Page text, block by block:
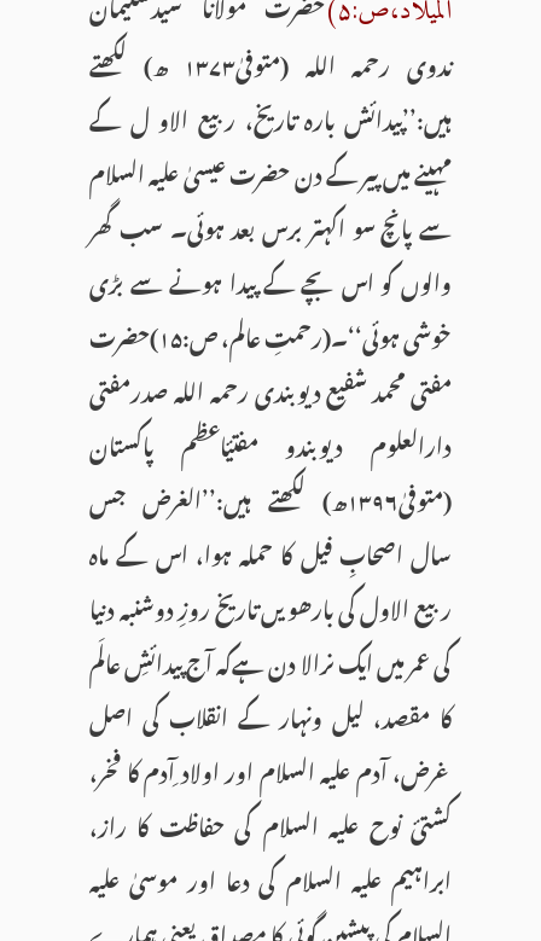
المیلاد،ص:۵)
ندوی رحمہ اللہ (متوفیٰ۱۳۷۳ ھ) لکھتے
ہیں:’’پیدائش بارہ تاریخ، ربیع الاو ل کے
مہینے میں پیر کے دن حضرت عیسیٰ علیہ السلام
سے پانچ سو اکہتر برس بعد ہوئی۔ سب گھر
والوں کو اس بچے کے پیدا ہونے سے بڑی
خوشی ہوئی‘‘۔(رحمتِ عالم، ص:۱۵)حضرت
مفتی محمد شفیع دیوبندی رحمہ اللہ صدرمفتی
دارالعلوم دیوبندو مفتیٔاعظم پاکستان
(متوفیٰ۱۳۹۶ھ) لکھتے ہیں:’’الغرض جس
سال اصحابِ فیل کا حملہ ہوا، اس کے ماہ
ربیع الاول کی بارھویں تاریخ روزِ دوشنبہ دنیا
کی عمر میں ایک نرالا دن ہےکہ آج پیدائشِ عالَم
کا مقصد، لیل ونہار کے انقلاب کی اصل
غرض، آدم علیہ السلام اور اولاد ِآدم کا فخر،
کشتیٔ نوح علیہ السلام کی حفاظت کا راز،
ابراہیم علیہ السلام کی دعا اور موسیٰ علیہ